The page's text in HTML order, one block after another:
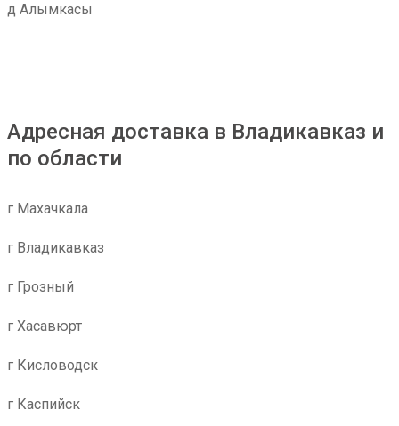
д Алымкасы
Адресная доставка в Владикавказ и
по области
г Махачкала
г Владикавказ
г Грозный
г Хасавюрт
г Кисловодск
г Каспийск